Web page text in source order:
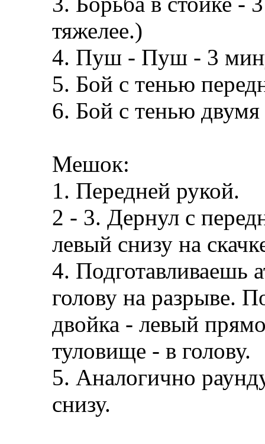
тяжелее.)
4. Пуш - Пуш - 3
5. Бой с тенью
6. Бой с тенью
Мешок:
1. Передней рукой.
2 - 3. Дернул с
левый снизу на
4. Подготавливаешь
голову на разрыве.
двойка - левый
туловище - в голову.
5. Аналогично
снизу.